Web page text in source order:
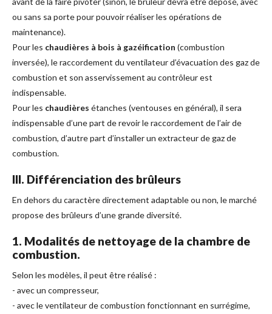
ou sans sa porte pour pouvoir réaliser les opérations de
maintenance).
Pour les chaudières à bois à gazéification (combustion
inversée), le raccordement du ventilateur d’évacuation des gaz de
combustion et son asservissement au contrôleur est
indispensable.
Pour les chaudières étanches (ventouses en général), il sera
indispensable d’une part de revoir le raccordement de l’air de
combustion, d’autre part d’installer un extracteur de gaz de
combustion.
III. Différenciation des brûleurs
En dehors du caractère directement adaptable ou non, le marché
propose des brûleurs d’une grande diversité.
1. Modalités de nettoyage de la chambre de
combustion.
Selon les modèles, il peut être réalisé :
- avec un compresseur,
- avec le ventilateur de combustion fonctionnant en surrégime,